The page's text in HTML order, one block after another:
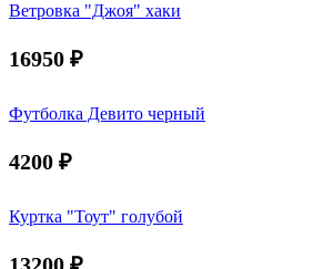
Ветровка "Джоя" хаки
16950 ₽
Футболка Девито черный
4200 ₽
Куртка "Тоут" голубой